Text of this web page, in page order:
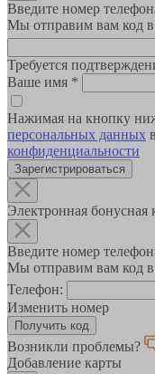
Введите номер
Мы отправим вам код
Требуется
Ваше имя *
Нажимая на кнопку
персональных данных
конфиденциальности
Зарегистрироваться
Электронная бонусная
Введите номер
Мы отправим вам код
Телефон:
Изменить номер
Возникли проблемы?
Добавление карты